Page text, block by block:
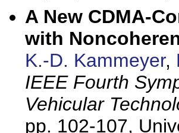
A New CDMA-
with
K.-D. Kammeyer,
IEEE Fourth
Vehicular
pp. 102-107,